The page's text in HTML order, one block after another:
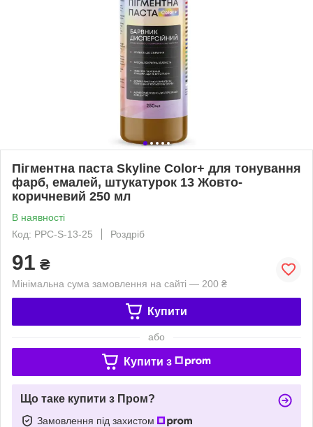
Пігментна паста Skyline Color+ для тонування
фарб, емалей, штукатурок 13 Жовто-
коричневий 250 мл
В наявності
Код: PPC-S-13-25
Роздріб
91 ₴
Мінімальна сума замовлення на сайті — 200 ₴
Купити
або
Купити з
Що таке купити з Пром?
Замовлення під захистом